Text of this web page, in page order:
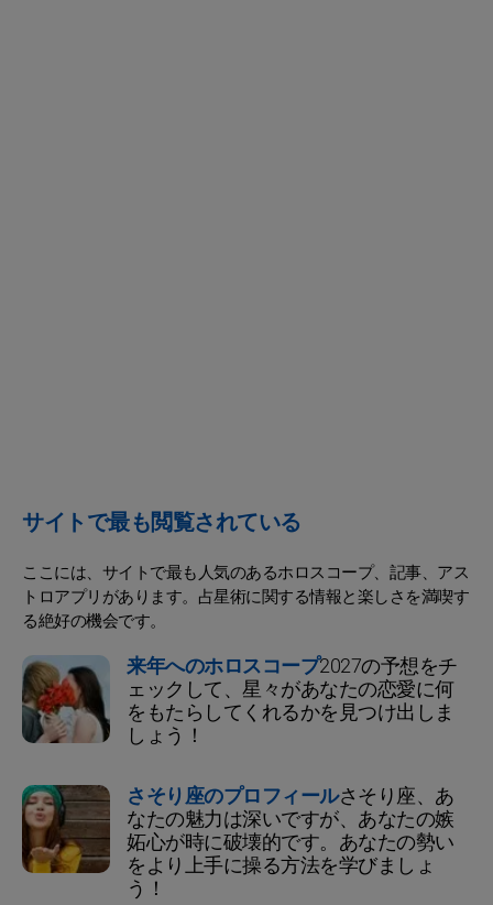
サイトで最も閲覧されている
ここには、サイトで最も人気のあるホロスコープ、記事、アス
トロアプリがあります。占星術に関する情報と楽しさを満喫す
る絶好の機会です。
来年へのホロスコープ2027の予想をチ
ェックして、星々があなたの恋愛に何
をもたらしてくれるかを見つけ出しま
しょう！
さそり座のプロフィールさそり座、あ
なたの魅力は深いですが、あなたの嫉
妬心が時に破壊的です。あなたの勢い
をより上手に操る方法を学びましょ
う！